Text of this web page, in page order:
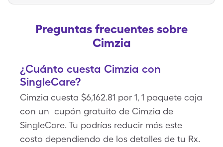
Preguntas frecuentes sobre
Cimzia
¿Cuánto cuesta Cimzia con
SingleCare?
Cimzia cuesta $6,162.81 por 1, 1 paquete caja
con un cupón gratuito de Cimzia de
SingleCare. Tu podrías reducir más este
costo dependiendo de los detalles de tu Rx.